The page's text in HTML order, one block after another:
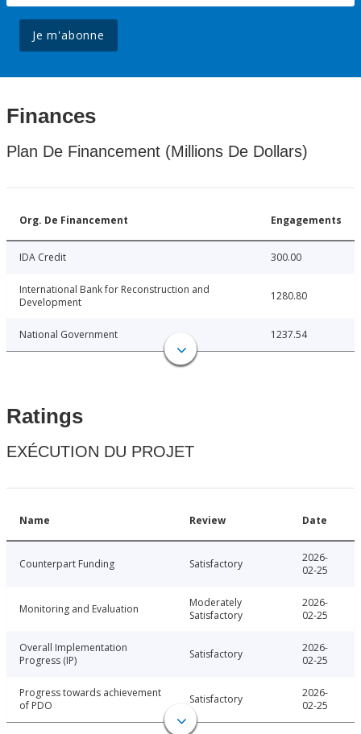
Je m'abonne
Finances
Plan De Financement (Millions De Dollars)
Org. De Financement Engagements
IDA Credit 300.00
International Bank for Reconstruction and
Development
1280.80
National Government 1237.54
Ratings
EXÉCUTION DU PROJET
Name Review Date
Counterpart Funding Satisfactory
2026-
02-25
Monitoring and Evaluation
Moderately
Satisfactory
2026-
02-25
Overall Implementation
Progress (IP)
Satisfactory
2026-
02-25
Progress towards achievement
of PDO
Satisfactory
2026-
02-25